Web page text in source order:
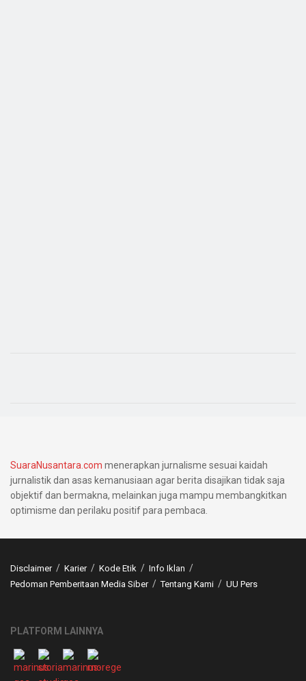
SuaraNusantara.com menerapkan jurnalisme sesuai kaidah
jurnalistik dan asas kemanusiaan agar berita disajikan tidak saja
objektif dan bermakna, melainkan juga mampu membangkitkan
optimisme dan perilaku positif para pembaca.
Disclaimer Karier Kode Etik
Info Iklan
Pedoman Pemberitaan Media Siber
Tentang Kami UU Pers
PLATFORM LAINNYA